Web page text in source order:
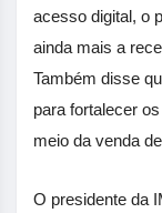
acesso digital, o
ainda mais a
Também disse
para fortalecer
meio da venda
O presidente da